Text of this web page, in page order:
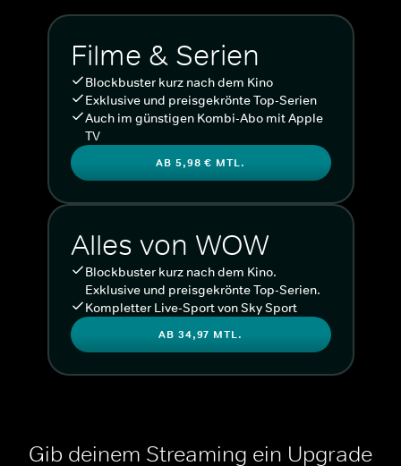
Filme & Serien
Blockbuster kurz nach dem Kino
Exklusive und preisgekrönte Top-Serien
Auch im günstigen Kombi-Abo mit Apple
TV
AB 5,98 € MTL.
Alles von WOW
Blockbuster kurz nach dem Kino.
Exklusive und preisgekrönte Top-Serien.
Kompletter Live-Sport von Sky Sport
AB 34,97 MTL.
Gib deinem Streaming ein Upgrade